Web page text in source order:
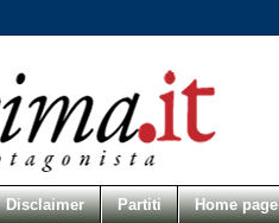
Disclaimer Partiti Home page